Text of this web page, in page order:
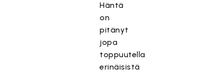
Häntä
on
pitänyt
jopa
toppuutella
erinäisistä